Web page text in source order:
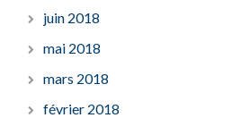
juin 2018
mai 2018
mars 2018
février 2018